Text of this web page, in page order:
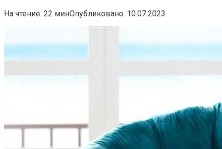
На чтение: 22 минОпубликовано: 10.07.2023